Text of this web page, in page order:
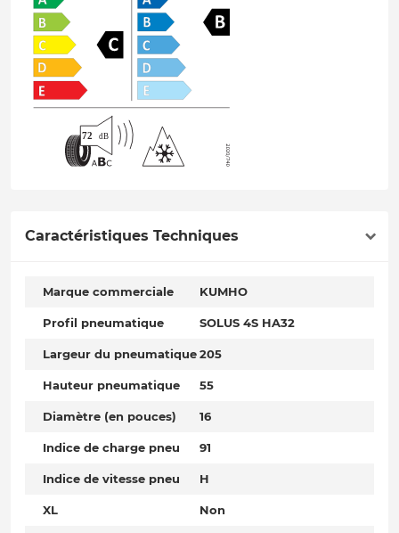
Caractéristiques Techniques
Marque commerciale KUMHO
Profil pneumatique SOLUS 4S HA32
Largeur du pneumatique205
Hauteur pneumatique 55
Diamètre (en pouces) 16
Indice de charge pneu 91
Indice de vitesse pneu H
XL Non